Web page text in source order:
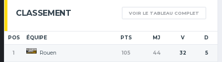
CLASSEMENT VOIR LE TABLEAU COMPLET
POS ÉQUIPE PTS MJ V D
1 Rouen 105 44 32 5